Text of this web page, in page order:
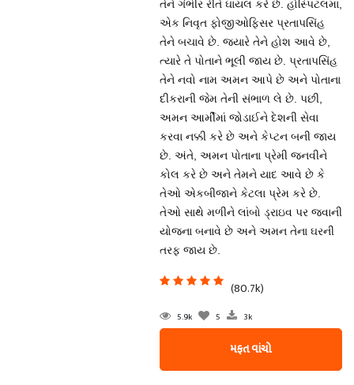
તેને ગંભીર રીતે ઘાયલ કરે છે. હોસ્પિટલમાં,
એક નિવૃત ફોજીઓફિસર પ્રતાપસિંહ
તેને બચાવે છે. જ્યારે તેને હોશ આવે છે,
ત્યારે તે પોતાને ભૂલી જાય છે. પ્રતાપસિંહ
તેને નવો નામ અમન આપે છે અને પોતાના
દીકરાની જેમ તેની સંભાળ લે છે. પછી,
અમન આર્મીમાં જોડાઈને દેશની સેવા
કરવા નક્કી કરે છે અને કેપ્ટન બની જાય
છે. અંતે, અમન પોતાના પ્રેમી જનવીને
કોલ કરે છે અને તેમને યાદ આવે છે કે
તેઓ એકબીજાને કેટલા પ્રેમ કરે છે.
તેઓ સાથે મળીને લાંબો ડ્રાઇવ પર જવાની
યોજના બનાવે છે અને અમન તેના ઘરની
તરફ જાય છે.
(80.7k)
5.9k 5 3k
મફત વાંચો